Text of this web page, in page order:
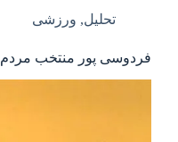
تحلیل, ورزشی
فردوسی پور منتخب مردم